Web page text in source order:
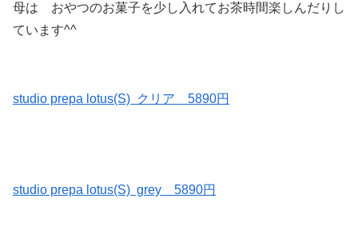
母は おやつのお菓子を少し入れてお茶時間楽しんだりし
ています^^
studio prepa lotus(S) クリア 5890円
studio prepa lotus(S) grey 5890円